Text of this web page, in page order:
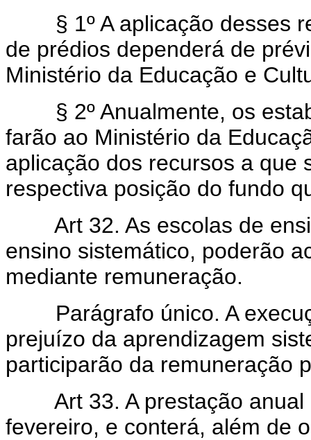
§ 1º A aplicação desses
de prédios dependerá de
Ministério da Educação e
§ 2º Anualmente, os
farão ao Ministério da
aplicação dos recursos a que
respectiva posição do fundo
Art 32. As escolas de
ensino sistemático, poderão
mediante remuneração.
Parágrafo único. A
prejuízo da aprendizagem
participarão da remuneração
Art 33. A prestação
fevereiro, e conterá, além de